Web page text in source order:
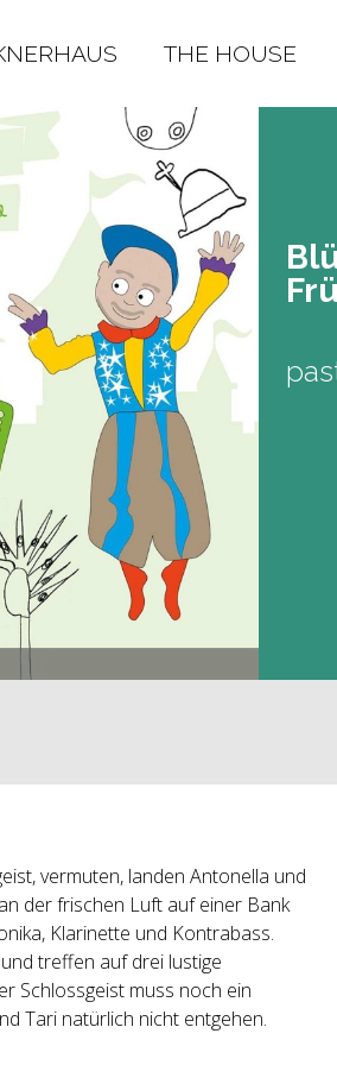
THE HOUSE
vermuten, landen Antonella und
der frischen Luft auf einer Bank
Klarinette und Kontrabass.
treffen auf drei lustige
Schlossgeist muss noch ein
Tari natürlich nicht entgehen.